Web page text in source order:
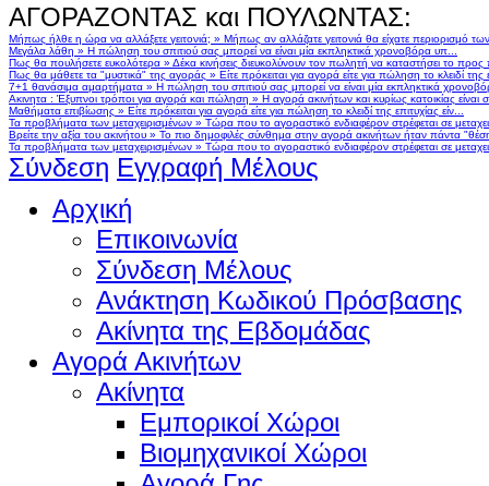
ΑΓΟΡΑΖΟΝΤΑΣ και ΠΟΥΛΩΝΤΑΣ:
Μήπως ήλθε η ώρα να αλλάξετε γειτονιά; » Μήπως αν αλλάζατε γειτονιά θα είχατε περιορισμό
Μεγάλα λάθη » Η πώληση του σπιτιού σας μπορεί να είναι μία εκπληκτικά χρονοβόρα υπ...
Πως θα πουλήσετε ευκολότερα » Δέκα κινήσεις διευκολύνουν τον πωλητή να καταστήσει το
Πως θα μάθετε τα "μυστικά" της αγοράς » Είτε πρόκειται για αγορά είτε για πώληση το κλειδί της
7+1 θανάσιμα αμαρτήματα » Η πώληση του σπιτιού σας μπορεί να είναι μία εκπληκτικά
Ακινητα : Έξυπνοι τρόποι για αγορά και πώληση » Η αγορά ακινήτων και κυρίως κατοικίας
Μαθήματα επιβίωσης » Είτε πρόκειται για αγορά είτε για πώληση το κλειδί της επιτυχίας είν...
Τα προβλήματα των μεταχειρισμένων » Τώρα που το αγοραστικό ενδιαφέρον στρέφεται σε
Βρείτε την αξία του ακινήτου » Το πιο δημοφιλές σύνθημα στην αγορά ακινήτων ήταν πάντα
Τα προβλήματα των μεταχειρισμένων » Τώρα που το αγοραστικό ενδιαφέρον στρέφεται σε
Σύνδεση Εγγραφή Μέλους
Αρχική
Επικοινωνία
Σύνδεση Μέλους
Ανάκτηση Κωδικού Πρόσβασης
Ακίνητα της Εβδομάδας
Αγορά Ακινήτων
Ακίνητα
Εμπορικοί Χώροι
Βιομηχανικοί Χώροι